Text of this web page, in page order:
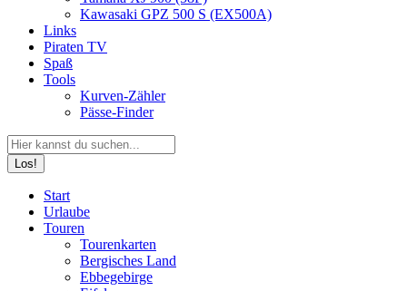
Kawasaki GPZ 500 S (EX500A)
Links
Piraten TV
Spaß
Tools
Kurven-Zähler
Pässe-Finder
Search:
page
opens
page
opens
page
opens
Start
Urlaube
Touren
Tourenkarten
Bergisches Land
Ebbegebirge